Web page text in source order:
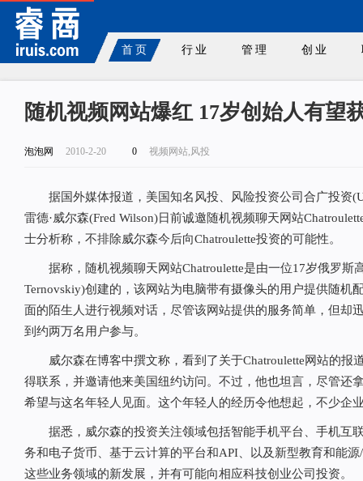
首页 行业 管理 创业
随机视频网站爆红 17岁创始人有望
泡泡网 2010-2-20 0 视频网站,风投
据国外媒体报道，美国知名风投、风险投资公司合广投资
雷德·威尔森(Fred Wilson)日前诚邀随机视频聊天网站
士分析称，不排除威尔森今后向Chatroulette投资的可能性。
据称，随机视频聊天网站Chatroulette是由一位17岁俄罗斯
Ternovskiy)创建的，该网站为电脑带有摄像头的用户提供随机
面的陌生人进行视频对话，尽管该网站提供的服务简单，但却
到约两万名用户参与。
威尔森在博客中撰文称，看到了关于Chatroulette网站的报
得联系，并邀请他来美国纽约访问。不过，他也坦言，尽管还
希望与这名年轻人见面。这个年轻人的经历令他想起，不少企
据悉，威尔森的投资关注领域包括智能手机平台、手机互
务和电子货币、基于云计算的平台和API、以及新型教育和能
这些业务领域的新发展，并有可能向相应科技创业公司投资。